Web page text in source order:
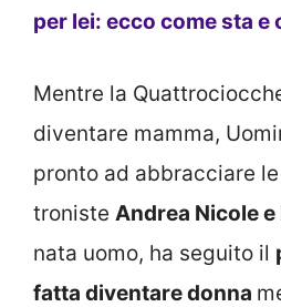
per lei: ecco come sta e
Mentre la
diventare mamma,
pronto ad abbracciare
troniste Andrea Nicole e
nata uomo, ha seguito il
fatta diventare donna